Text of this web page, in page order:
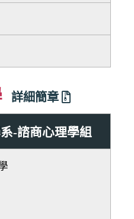
詳細簡章
-諮商心理學組